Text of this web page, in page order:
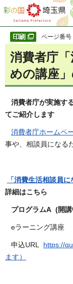
彩の国 埼玉県
ページ番
消費者庁
めの講座
消費者庁が実施す
てご紹介します
消費者庁ホームペ
事や、相談員になる
「消費生活相談員
詳細はこちら
プログラムA (開講
eラーニング講座
申込URL https://
ます）